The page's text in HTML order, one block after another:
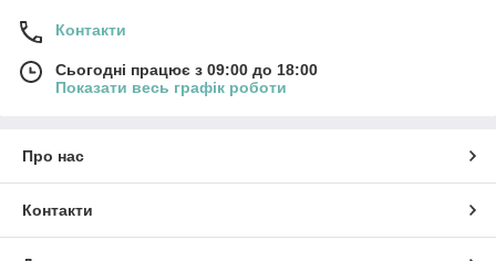
Контакти
Сьогодні працює з 09:00 до 18:00
Показати весь графік роботи
Про нас
Контакти